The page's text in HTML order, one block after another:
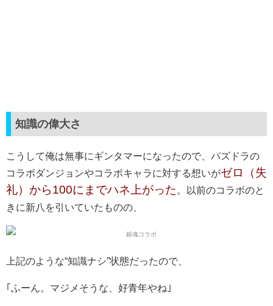
知識の偉大さ
こうして俺は無事にギンタマーになったので、パズドラの
コラボダンジョンやコラボキャラに対する想いがゼロ（失
礼）から100にまでハネ上がった
。以前のコラボのと
きに新八を引いていたものの、
上記のような“知識ナシ”状態だったので、
｢ふーん。マジメそうな、好青年やね｣